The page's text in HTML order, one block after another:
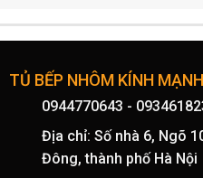
TỦ BẾP NHÔM KÍNH
0944770643 -
Địa chỉ: Số nhà 6, Ngõ
Đông, thành phố Hà Nội